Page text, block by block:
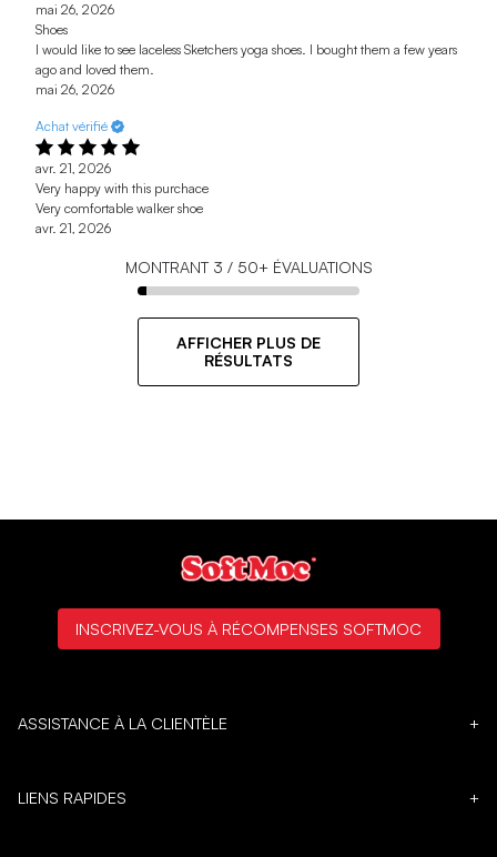
mai 26, 2026
Shoes
I would like to see laceless Sketchers yoga shoes. I bought them a few years
ago and loved them.
mai 26, 2026
Achat vérifié
avr. 21, 2026
Very happy with this purchace
Very comfortable walker shoe
avr. 21, 2026
MONTRANT 3 / 50+ ÉVALUATIONS
AFFICHER PLUS DE
RÉSULTATS
ASSISTANCE À LA CLIENTÈLE +
LIENS RAPIDES +
INSCRIVEZ-VOUS À RÉCOMPENSES SOFTMOC